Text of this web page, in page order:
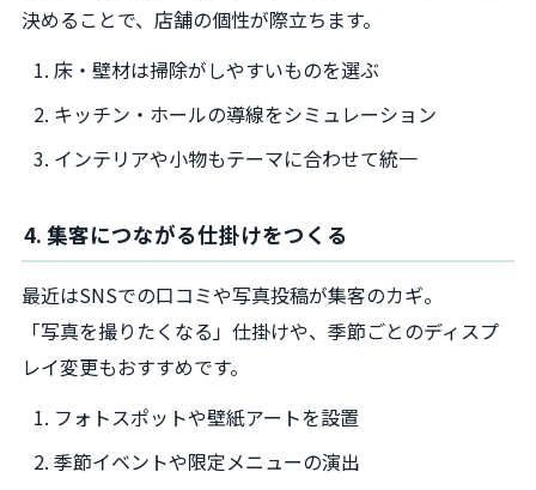
決めることで、店舗の個性が際立ちます。
床・壁材は掃除がしやすいものを選ぶ
キッチン・ホールの導線をシミュレーション
インテリアや小物もテーマに合わせて統一
4. 集客につながる仕掛けをつくる
最近はSNSでの口コミや写真投稿が集客のカギ。
「写真を撮りたくなる」仕掛けや、季節ごとのディスプ
レイ変更もおすすめです。
フォトスポットや壁紙アートを設置
季節イベントや限定メニューの演出